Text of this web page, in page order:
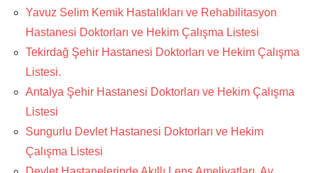
Yavuz Selim Kemik Hastalıkları ve Rehabilitasyon
Hastanesi Doktorları ve Hekim Çalışma Listesi
Tekirdağ Şehir Hastanesi Doktorları ve Hekim Çalışma
Listesi.
Antalya Şehir Hastanesi Doktorları ve Hekim Çalışma
Listesi
Sungurlu Devlet Hastanesi Doktorları ve Hekim
Çalışma Listesi